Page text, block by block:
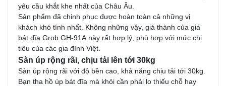
yêu cầu khắt khe nhất của Châu Âu.
Sản phẩm đã chinh phục được hoàn toàn cả những vị
khách khó tính nhất. Không những vậy, giá thành của giá
bát đĩa Grob GH-91A này rất hợp lý, phù hợp với mức chi
tiêu của các gia đình Việt.
Sàn úp rộng rãi, chịu tải lên tới 30kg
Sàn úp rộng rãi với độ bền cao, khả năng chịu tải tới 30kg.
Bạn tha hồ úp bát đĩa mà khỏi cần phải lo thiếu chỗ hay